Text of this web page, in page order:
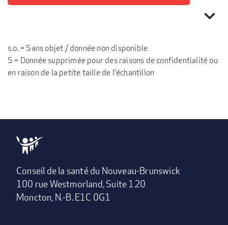
expand_more
s.o. = Sans objet / donnée non disponible
S = Donnée supprimée pour des raisons de confidentialité ou
en raison de la petite taille de l'échantillon
Conseil de la santé du Nouveau-Brunswick
100 rue Westmorland, Suite 120
Moncton, N.-B. E1C 0G1